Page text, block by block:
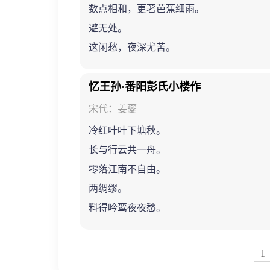
数点相和，更著芭蕉细雨。
避无处。
这闲愁，夜深尤苦。
忆王孙·番阳彭氏小楼作
宋代：姜夔
冷红叶叶下塘秋。
长与行云共一舟。
零落江南不自由。
两绸缪。
料得吟鸾夜夜愁。
1